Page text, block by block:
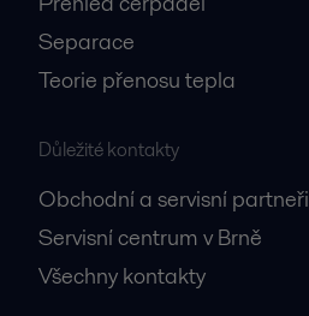
Separace
Teorie přenosu tepla
Důležité kontakty
Obchodní a servisní partneři
Servisní centrum v Brně
Všechny kontakty